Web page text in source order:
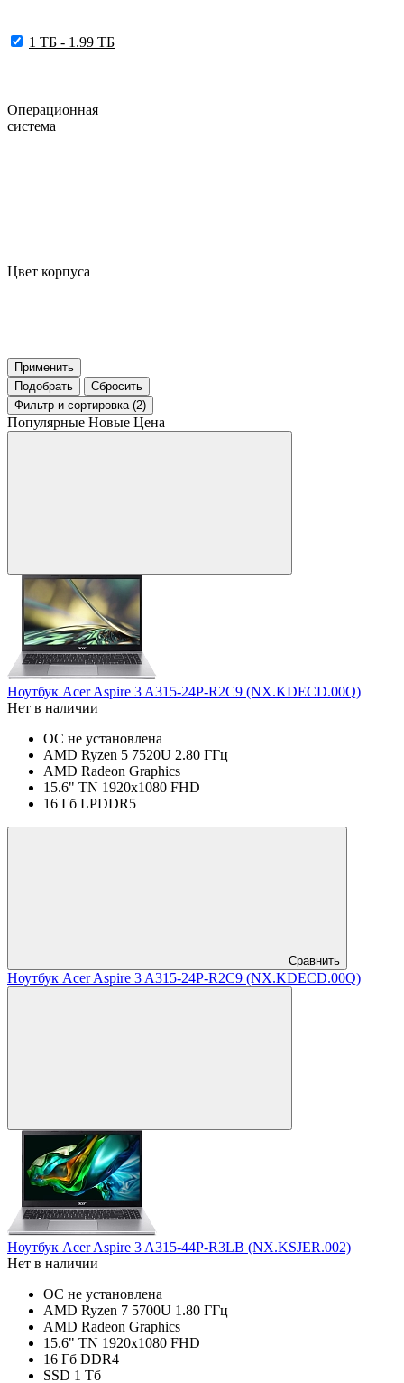
1 ТБ - 1.99 ТБ
Операционная
система
Цвет корпуса
Применить
Подобрать
Сбросить
Фильтр и сортировка (2)
Популярные Новые Цена
Ноутбук Acer Aspire 3 A315-24P-R2C9 (NX.KDECD.00Q)
Нет в наличии
ОС не установлена
AMD Ryzen 5 7520U 2.80 ГГц
AMD Radeon Graphics
15.6" TN 1920x1080 FHD
16 Гб LPDDR5
Сравнить
Ноутбук Acer Aspire 3 A315-24P-R2C9 (NX.KDECD.00Q)
Ноутбук Acer Aspire 3 A315-44P-R3LB (NX.KSJER.002)
Нет в наличии
ОС не установлена
AMD Ryzen 7 5700U 1.80 ГГц
AMD Radeon Graphics
15.6" TN 1920x1080 FHD
16 Гб DDR4
SSD 1 Тб